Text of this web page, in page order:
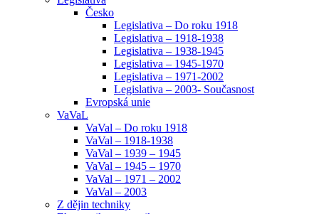
Česko
Legislativa – Do roku 1918
Legislativa – 1918-1938
Legislativa – 1938-1945
Legislativa – 1945-1970
Legislativa – 1971-2002
Legislativa – 2003- Současnost
Evropská unie
VaVaL
VaVal – Do roku 1918
VaVal – 1918-1938
VaVal – 1939 – 1945
VaVal – 1945 – 1970
VaVal – 1971 – 2002
VaVal – 2003
Z dějin techniky